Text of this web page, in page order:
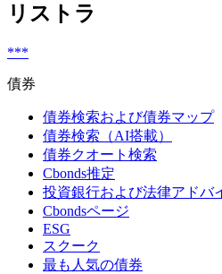
リストラ
***
債券
債券検索および債券マップ
債券検索（AI搭載）
債券クオート検索
Cbonds推定
投資銀行および法律アドバ
Cbondsページ
ESG
スクーク
最も人気の債券